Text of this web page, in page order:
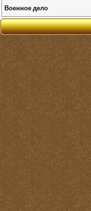
Военное дело